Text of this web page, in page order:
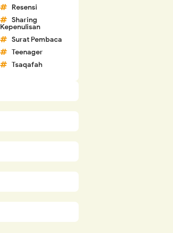
Resensi
Sharing
Kepenulisan
Surat Pembaca
Teenager
Tsaqafah